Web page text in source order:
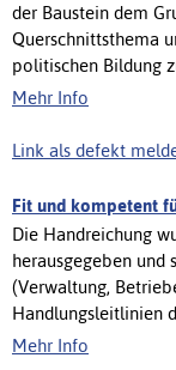
der Baustein dem
Querschnittsthema
politischen Bildung
Mehr Info
Link als defekt
Fit und kompetent
Die Handreichung
herausgegeben
(Verwaltung,
Handlungsleitlinien
Mehr Info